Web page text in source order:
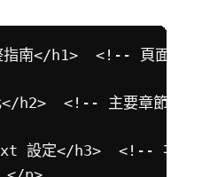
指南</h1>  <!-- 頁面主
h2>  <!-- 主要章節 --
設定</h3>  <!-- 次要